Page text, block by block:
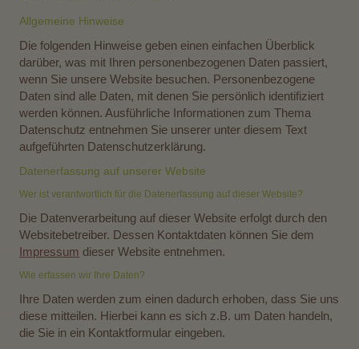
Allgemeine Hinweise
Die folgenden Hinweise geben einen einfachen Überblick
darüber, was mit Ihren personenbezogenen Daten passiert,
wenn Sie unsere Website besuchen. Personenbezogene
Daten sind alle Daten, mit denen Sie persönlich identifiziert
werden können. Ausführliche Informationen zum Thema
Datenschutz entnehmen Sie unserer unter diesem Text
aufgeführten Datenschutzerklärung.
Datenerfassung auf unserer Website
Wer ist verantwortlich für die Datenerfassung auf dieser Website?
Die Datenverarbeitung auf dieser Website erfolgt durch den
Websitebetreiber. Dessen Kontaktdaten können Sie dem
Impressum dieser Website entnehmen.
Wie erfassen wir Ihre Daten?
Ihre Daten werden zum einen dadurch erhoben, dass Sie uns
diese mitteilen. Hierbei kann es sich z.B. um Daten handeln,
die Sie in ein Kontaktformular eingeben.